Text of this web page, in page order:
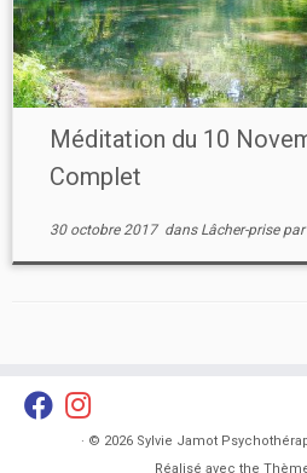
Méditation du 10
Complet
30 octobre 2017dans Lâcher-prise par
· © 2026 Sylvie Jamot
Réalisé avec the